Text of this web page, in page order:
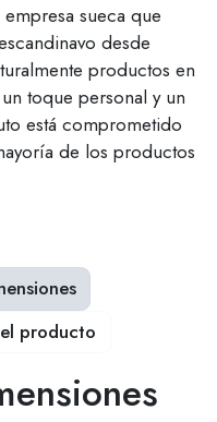
sueca que
desde
productos en
toque personal y un
está comprometido
de los productos
producto